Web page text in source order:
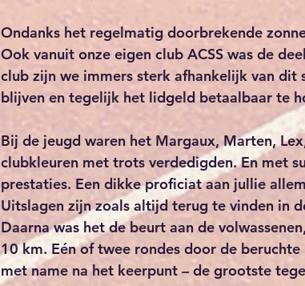
Ondanks het regelmatig doorbrekende
Ook vanuit onze eigen club ACSS was de
club zijn we immers sterk afhankelijk van
blijven en tegelijk het lidgeld betaalbaar te
Bij de jeugd waren het Margaux, Marten,
clubkleuren met trots verdedigden. En met
prestaties. Een dikke proficiat aan jullie
Uitslagen zijn zoals altijd terug te vinden in
Daarna was het de beurt aan de
10 km. Eén of twee rondes door de
met name na het keerpunt – de grootste